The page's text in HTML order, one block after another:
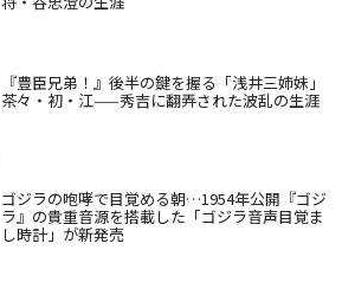
『豊臣兄弟！』後半の鍵を握る「浅井三姉妹」
茶々・初・江——秀吉に翻弄された波乱の生涯
ゴジラの咆哮で目覚める朝…1954年公開『ゴジ
ラ』の貴重音源を搭載した「ゴジラ音声目覚ま
し時計」が新発売